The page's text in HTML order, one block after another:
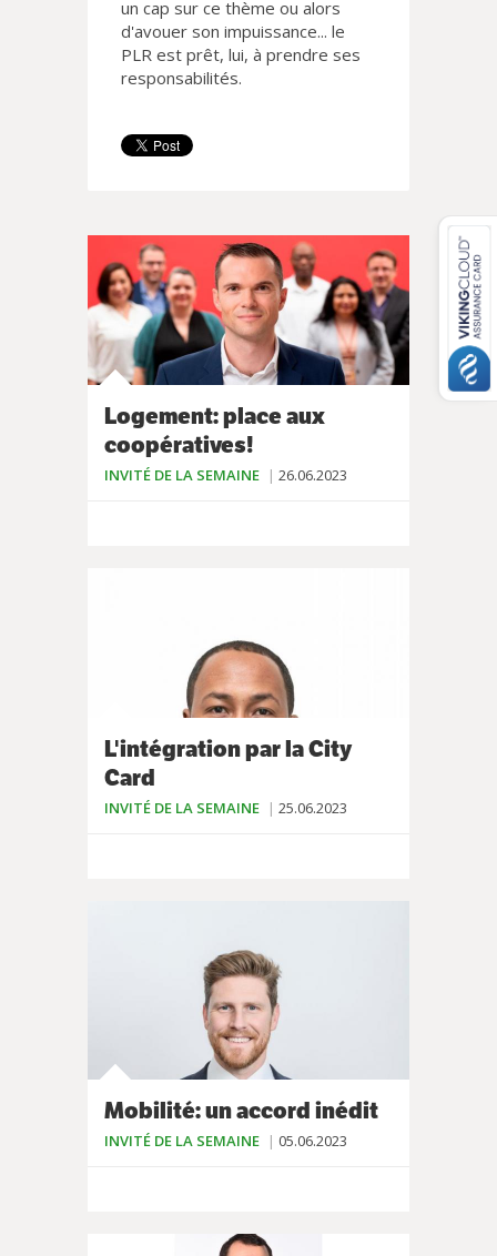
un cap sur ce thème ou alors
d'avouer son impuissance... le
PLR est prêt, lui, à prendre ses
responsabilités.
Logement: place aux
coopératives!
INVITÉ DE LA SEMAINE 26.06.2023
L'intégration par la City
Card
INVITÉ DE LA SEMAINE 25.06.2023
Mobilité: un accord inédit
INVITÉ DE LA SEMAINE 05.06.2023